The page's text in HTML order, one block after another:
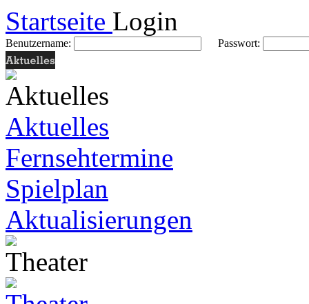
Startseite Login
Benutzername: Passwort:
Aktuelles
Fernsehtermine
Spielplan
Aktualisierungen